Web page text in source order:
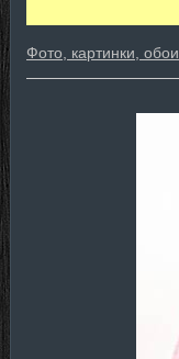
Фото, картинки, обои